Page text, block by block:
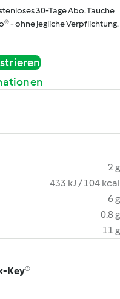
30-Tage Abo. Tauche
- ohne jegliche Verpflichtung.
2 g
433 kJ / 104 kcal
6 g
0.8 g
11 g
Key®